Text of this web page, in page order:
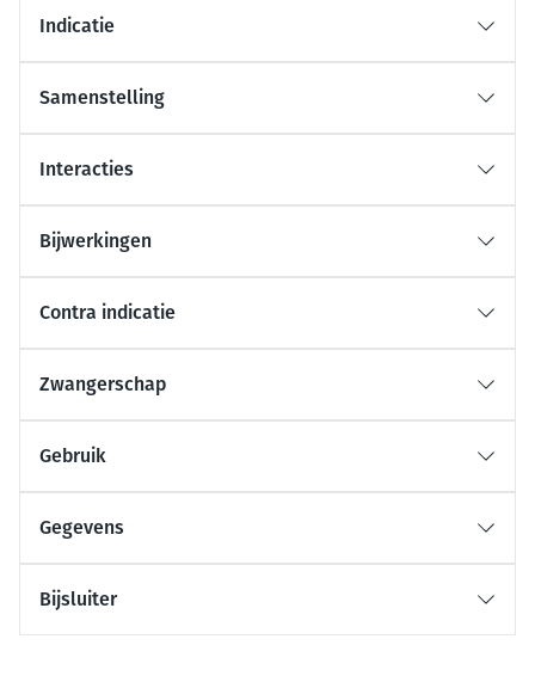
Indicatie
Samenstelling
Interacties
Bijwerkingen
Contra indicatie
Zwangerschap
Gebruik
Gegevens
Bijsluiter